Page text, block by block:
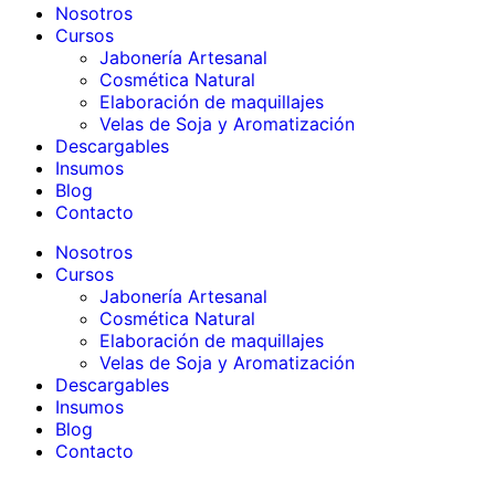
Nosotros
Cursos
Jabonería Artesanal
Cosmética Natural
Elaboración de maquillajes
Velas de Soja y Aromatización
Descargables
Insumos
Blog
Contacto
Nosotros
Cursos
Jabonería Artesanal
Cosmética Natural
Elaboración de maquillajes
Velas de Soja y Aromatización
Descargables
Insumos
Blog
Contacto